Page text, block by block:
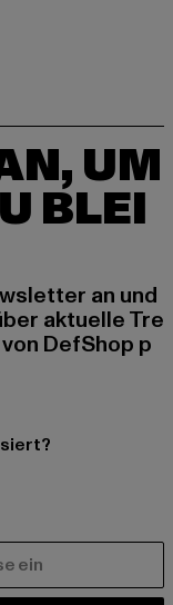
UM
BLEI
an und
aktuelle Tre
DefShop p